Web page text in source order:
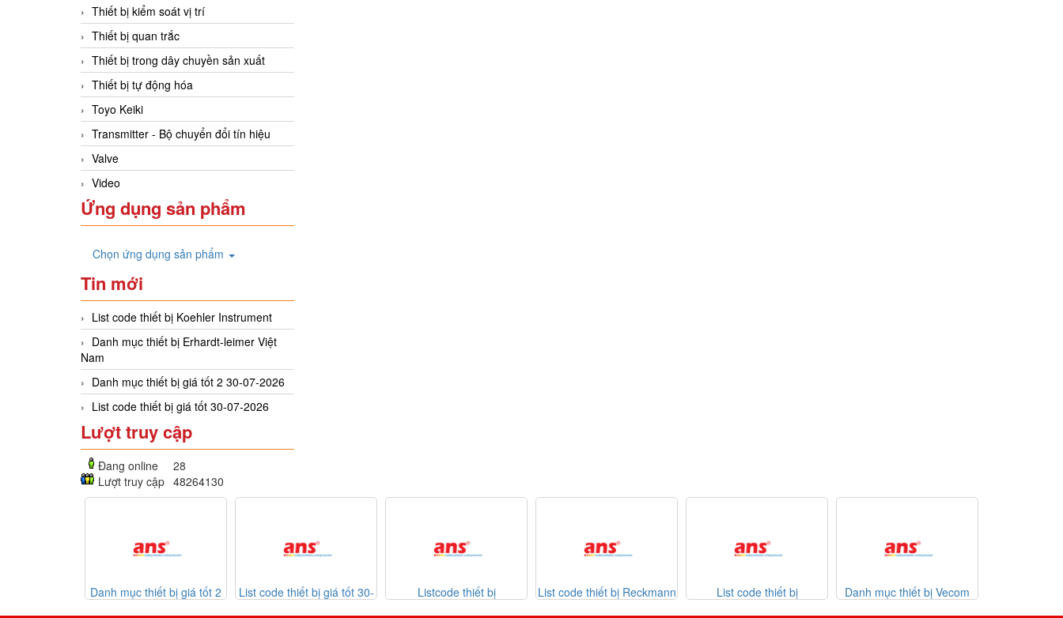
Thiết bị kiểm soát vị trí
Thiết bị quan trắc
Thiết bị trong dây chuyền sản xuất
Thiết bị tự động hóa
Toyo Keiki
Transmitter - Bộ chuyển đổi tín hiệu
Valve
Video
Ứng dụng sản phẩm
Chọn ứng dụng sản phẩm
Tin mới
List code thiết bị Koehler Instrument
Danh mục thiết bị Erhardt-leimer Việt
Nam
Danh mục thiết bị giá tốt 2 30-07-2026
List code thiết bị giá tốt 30-07-2026
Lượt truy cập
Đang online
28
Lượt truy cập 48264130
thiết bị giá tốt 2
List code thiết bị giá tốt 30-
Listcode thiết bị
List code thiết bị Reckmann
List code thiết bị
Danh mục thiết bị Vecom
Danh mục thiết bị Watlow